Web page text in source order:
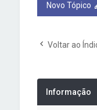
Novo Tópico
Voltar ao
Informação